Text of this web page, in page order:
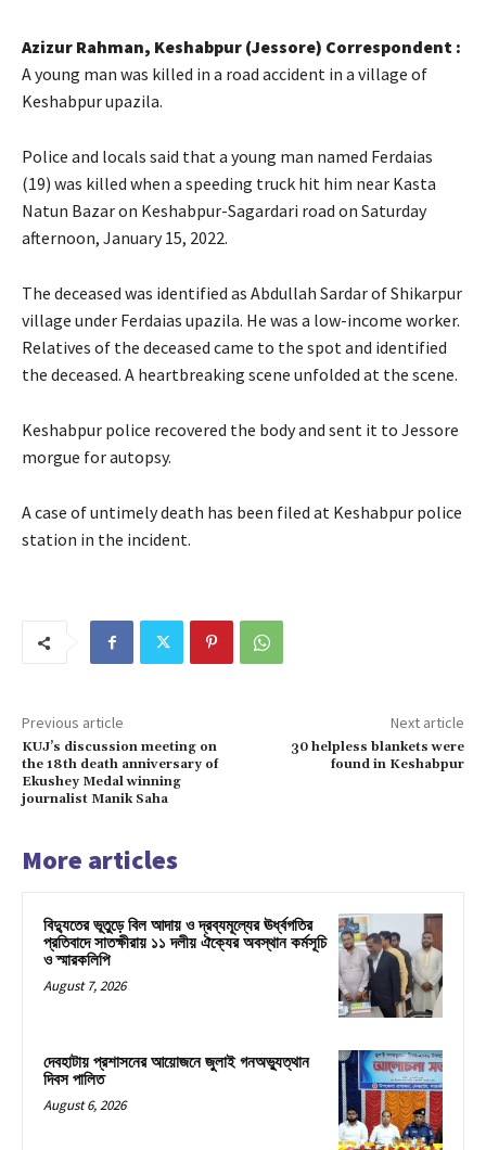
Azizur Rahman, Keshabpur (Jessore) Correspondent :
A young man was killed in a road accident in a village of
Keshabpur upazila.
Police and locals said that a young man named Ferdaias
(19) was killed when a speeding truck hit him near Kasta
Natun Bazar on Keshabpur-Sagardari road on Saturday
afternoon, January 15, 2022.
The deceased was identified as Abdullah Sardar of Shikarpur
village under Ferdaias upazila. He was a low-income worker.
Relatives of the deceased came to the spot and identified
the deceased. A heartbreaking scene unfolded at the scene.
Keshabpur police recovered the body and sent it to Jessore
morgue for autopsy.
A case of untimely death has been filed at Keshabpur police
station in the incident.
Previous article
KUJ’s discussion meeting on
the 18th death anniversary of
Ekushey Medal winning
journalist Manik Saha
Next article
30 helpless blankets were
found in Keshabpur
More articles
বিদ্যুতের ভূতুড়ে বিল আদায় ও দ্রব্যমূল্যের ঊর্ধ্বগতির
প্রতিবাদে সাতক্ষীরায় ১১ দলীয় ঐক্যের অবস্থান কর্মসূচি
ও স্মারকলিপি
August 7, 2026
দেবহাটায় প্রশাসনের আয়োজনে জুলাই গনঅভ্যুত্থান
দিবস পালিত
August 6, 2026